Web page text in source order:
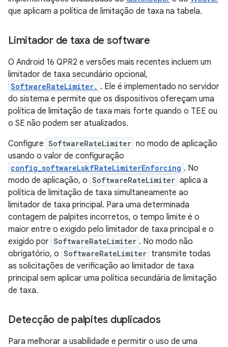
que aplicam a política de limitação de taxa na tabela.
Limitador de taxa de software
O Android 16 QPR2 e versões mais recentes incluem um
limitador de taxa secundário opcional,
SoftwareRateLimiter. . Ele é implementado no servidor
do sistema e permite que os dispositivos ofereçam uma
política de limitação de taxa mais forte quando o TEE ou
o SE não podem ser atualizados.
Configure SoftwareRateLimiter no modo de aplicação
usando o valor de configuração
config_softwareLskfRateLimiterEnforcing . No
modo de aplicação, o SoftwareRateLimiter aplica a
política de limitação de taxa simultaneamente ao
limitador de taxa principal. Para uma determinada
contagem de palpites incorretos, o tempo limite é o
maior entre o exigido pelo limitador de taxa principal e o
exigido por SoftwareRateLimiter . No modo não
obrigatório, o SoftwareRateLimiter transmite todas
as solicitações de verificação ao limitador de taxa
principal sem aplicar uma política secundária de limitação
de taxa.
Detecção de palpites duplicados
Para melhorar a usabilidade e permitir o uso de uma